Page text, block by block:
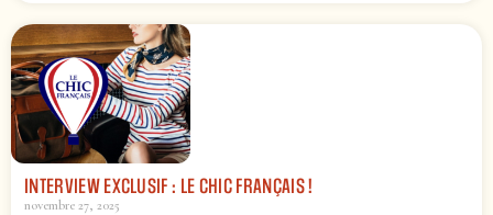
INTERVIEW EXCLUSIF : LE CHIC FRANÇAIS !
novembre 27, 2025